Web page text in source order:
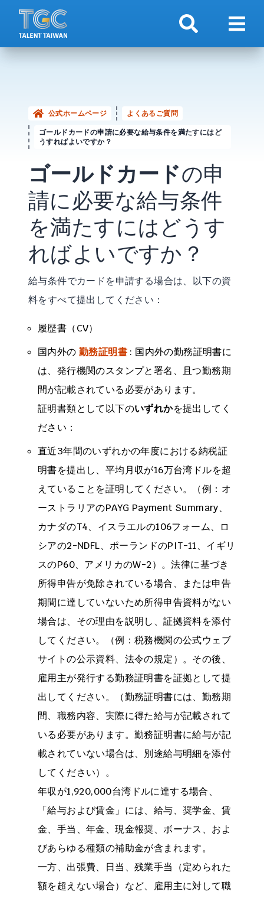
検索 ナビ
公式ホームページ
よくあるご質問
ゴールドカードの申請に必要な給与条件を満たすにはど
うすればよいですか？
ゴールドカードの申
請に必要な給与条件
を満たすにはどうす
ればよいですか？
給与条件でカードを申請する場合は、以下の資
料をすべて提出してください：
履歴書（CV）
国内外の 勤務証明書 : 国内外の勤務証明書に
は、発行機関のスタンプと署名、且つ勤務期
間が記載されている必要があります。
証明書類として以下のいずれかを提出してく
ださい：
直近3年間のいずれかの年度における納税証
明書を提出し、平均月収が16万台湾ドルを超
えていることを証明してください。（例：オ
ーストラリアのPAYG Payment Summary、
カナダのT4、イスラエルの106フォーム、ロ
シアの2-NDFL、ポーランドのPIT-11、イギリ
スのP60、アメリカのW-2）。法律に基づき
所得申告が免除されている場合、または申告
期間に達していないため所得申告資料がない
場合は、その理由を説明し、証拠資料を添付
してください。（例：税務機関の公式ウェブ
サイトの公示資料、法令の規定）。その後、
雇用主が発行する勤務証明書を証拠として提
出してください。（勤務証明書には、勤務期
間、職務内容、実際に得た給与が記載されて
いる必要があります。勤務証明書に給与が記
載されていない場合は、別途給与明細を添付
してください）。
年収が1,920,000台湾ドルに達する場合、
「給与および賃金」には、給与、奨学金、賃
金、手当、年金、現金報奨、ボーナス、およ
びあらゆる種類の補助金が含まれます。
一方、出張費、日当、残業手当（定められた
額を超えない場合）など、雇用主に対して職